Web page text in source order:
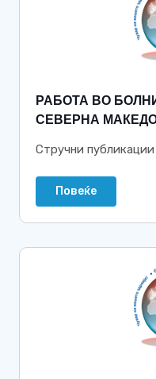
РАБОТА ВО
СЕВЕРНА
Стручни публикации
Повеќе